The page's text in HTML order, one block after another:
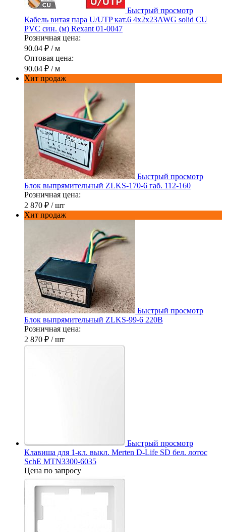
Быстрый просмотр
Кабель витая пара U/UTP кат.6 4х2х23AWG solid CU
PVC син. (м) Rexant 01-0047
Розничная цена:
90.04 ₽ / м
Оптовая цена:
90.04 ₽ / м
Хит продаж
Быстрый просмотр
Блок выпрямительный ZLKS-170-6 габ. 112-160
Розничная цена:
2 870 ₽ / шт
Хит продаж
Быстрый просмотр
Блок выпрямительный ZLKS-99-6 220В
Розничная цена:
2 870 ₽ / шт
Быстрый просмотр
Клавиша для 1-кл. выкл. Merten D-Life SD бел. лотос
SchE MTN3300-6035
Цена по запросу